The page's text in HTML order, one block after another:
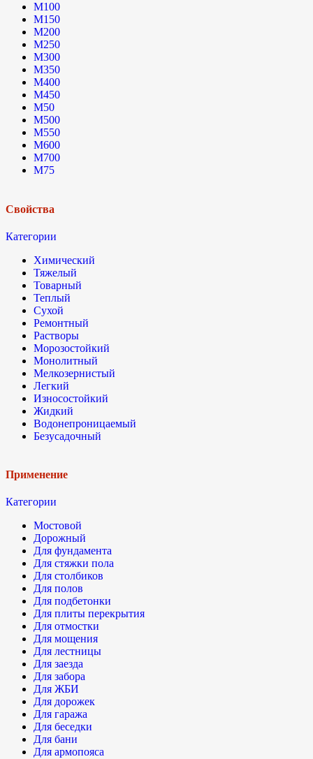
М100
М150
М200
М250
М300
М350
М400
М450
М50
М500
М550
М600
М700
М75
Свойства
Категории
Химический
Тяжелый
Товарный
Теплый
Сухой
Ремонтный
Растворы
Морозостойкий
Монолитный
Мелкозернистый
Легкий
Износостойкий
Жидкий
Водонепроницаемый
Безусадочный
Применение
Категории
Мостовой
Дорожный
Для фундамента
Для стяжки пола
Для столбиков
Для полов
Для подбетонки
Для плиты перекрытия
Для отмостки
Для мощения
Для лестницы
Для заезда
Для забора
Для ЖБИ
Для дорожек
Для гаража
Для беседки
Для бани
Для армопояса